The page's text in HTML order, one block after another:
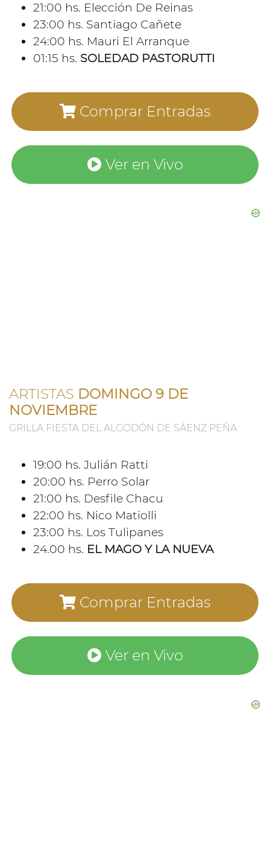
21:00 hs. Elección De Reinas
23:00 hs. Santiago Cañete
24:00 hs. Mauri El Arranque
01:15 hs. SOLEDAD PASTORUTTI
Comprar Entradas
Ver en Vivo
ARTISTAS DOMINGO 9 DE
NOVIEMBRE
GRILLA FIESTA DEL ALGODÓN DE SÁENZ PEÑA
19:00 hs. Julián Ratti
20:00 hs. Perro Solar
21:00 hs. Desfile Chacu
22:00 hs. Nico Matiolli
23:00 hs. Los Tulipanes
24.00 hs. EL MAGO Y LA NUEVA
Comprar Entradas
Ver en Vivo